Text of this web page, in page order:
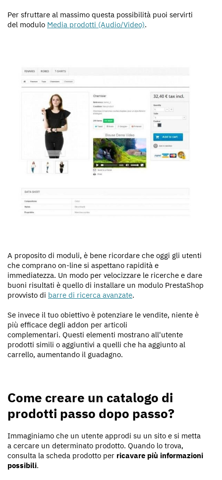
Per sfruttare al massimo questa possibilità puoi servirti
del modulo Media prodotti (Audio/Video).
A proposito di moduli, è bene ricordare che oggi gli utenti
che comprano on-line si aspettano rapidità e
immediatezza. Un modo per velocizzare le ricerche e dare
buoni risultati è quello di installare un modulo PrestaShop
provvisto di barre di ricerca avanzate.
Se invece il tuo obiettivo è potenziare le vendite, niente è
più efficace degli addon per articoli
complementari. Questi elementi mostrano all'utente
prodotti simili o aggiuntivi a quelli che ha aggiunto al
carrello, aumentando il guadagno.
Come creare un catalogo di
prodotti passo dopo passo?
Immaginiamo che un utente approdi su un sito e si metta
a cercare un determinato prodotto. Quando lo trova,
consulta la scheda prodotto per ricavare più informazioni
possibili.